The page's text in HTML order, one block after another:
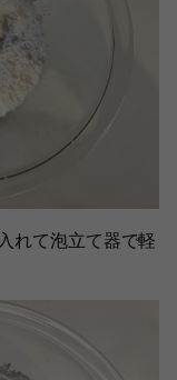
れて泡立て器で軽